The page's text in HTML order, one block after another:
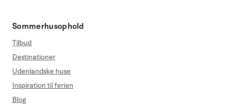
Sommerhusophold
Tilbud
Destinationer
Udenlandske huse
Inspiration til ferien
Blog